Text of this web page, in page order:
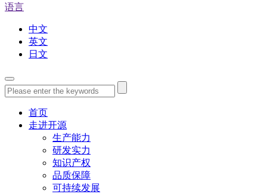
语言
中文
英文
日文
首页
走进开源
生产能力
研发实力
知识产权
品质保障
可持续发展